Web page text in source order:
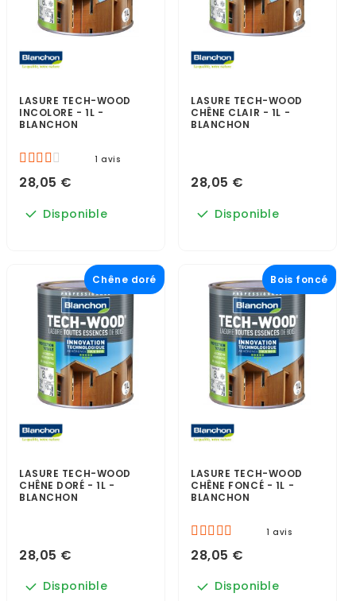
LASURE TECH-WOOD
INCOLORE - 1L -
BLANCHON
1 avis
28,05 €
Disponible
LASURE TECH-WOOD
CHÊNE CLAIR - 1L -
BLANCHON
28,05 €
Disponible
LASURE TECH-WOOD
CHÊNE DORÉ - 1L -
BLANCHON
28,05 €
Disponible
Chêne doré
LASURE TECH-WOOD
CHÊNE FONCÉ - 1L -
BLANCHON
1 avis
28,05 €
Disponible
Bois foncé